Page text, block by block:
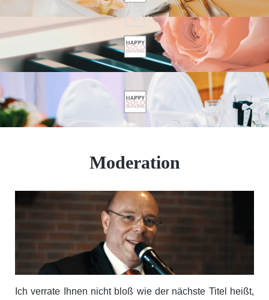
Moderation
Ich verrate Ihnen nicht bloß wie der nächste Titel heißt,